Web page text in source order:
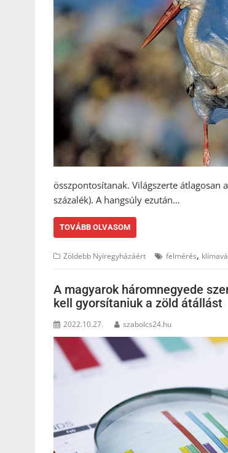
összpontosítanak. Világszerte átlagosan
százalék). A hangsúly ezután…
TOVÁBB OLVASOM
Zöldebb Nyíregyházáért felmérés,
A magyarok háromnegyede
kell gyorsítaniuk a zöld átállást
2022.10.27. szabolcs24.hu